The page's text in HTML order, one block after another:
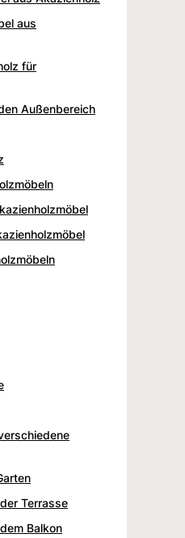
aus
für
Außenbereich
Terrasse
Balkon